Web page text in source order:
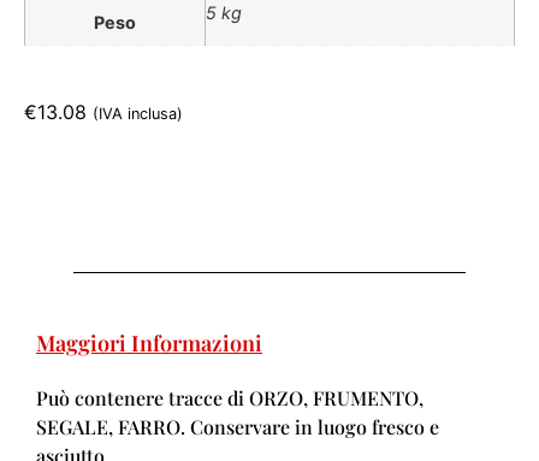
Peso 5 kg
€13.08 (IVA inclusa)
Maggiori Informazioni
Può contenere tracce di ORZO, FRUMENTO,
SEGALE, FARRO. Conservare in luogo fresco e
asciutto.